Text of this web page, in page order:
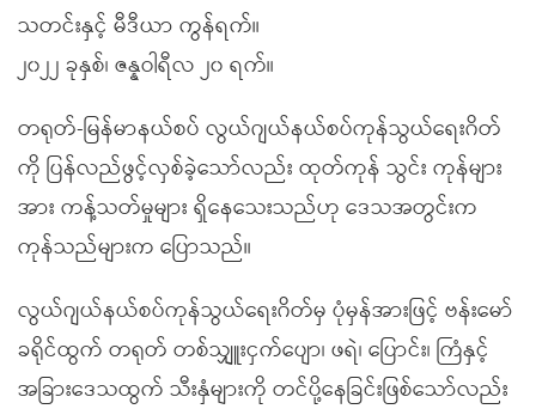
သတင်းနှင့် မီဒီယာ ကွန်ရက်။
၂၀၂၂ ခုနှစ်၊ ဇန္နဝါရီလ ၂၀ ရက်။
တရုတ်-မြန်မာနယ်စပ် လွယ်ဂျယ်နယ်စပ်ကုန်သွယ်ရေးဂိတ်
ကို ပြန်လည်ဖွင့်လှစ်ခဲ့သော်လည်း ထုတ်ကုန် သွင်း ကုန်များ
အား ကန့်သတ်မှုများ ရှိနေသေးသည်ဟု ဒေသအတွင်းက
ကုန်သည်များက ပြောသည်။
လွယ်ဂျယ်နယ်စပ်ကုန်သွယ်ရေးဂိတ်မှ ပုံမှန်အားဖြင့် ဗန်းမော်
ခရိုင်ထွက် တရုတ် တစ်သျှူးငှက်ပျော၊ ဖရဲ၊ ပြောင်း၊ ကြံနှင့်
အခြားဒေသထွက် သီးနှံများကို တင်ပို့နေခြင်းဖြစ်သော်လည်း